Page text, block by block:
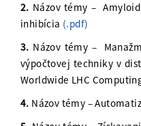
2. Názov témy –
inhibícia (.pdf)
3. Názov témy –
výpočtovej techniky v
Worldwide LHC
4. Názov témy –